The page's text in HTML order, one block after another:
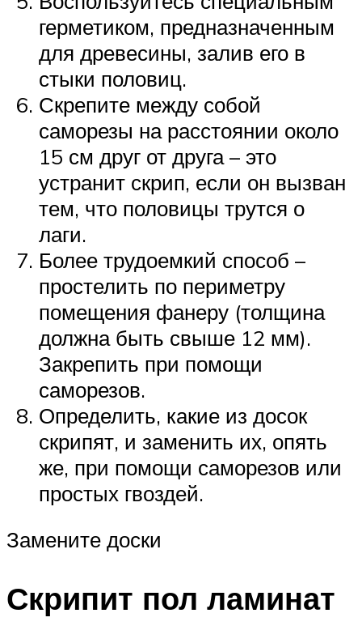
герметиком, предназначенным
для древесины, залив его в
стыки половиц.
Скрепите между собой
саморезы на расстоянии около
15 см друг от друга – это
устранит скрип, если он вызван
тем, что половицы трутся о
лаги.
Более трудоемкий способ –
простелить по периметру
помещения фанеру (толщина
должна быть свыше 12 мм).
Закрепить при помощи
саморезов.
Определить, какие из досок
скрипят, и заменить их, опять
же, при помощи саморезов или
простых гвоздей.
Замените доски
Скрипит пол ламинат